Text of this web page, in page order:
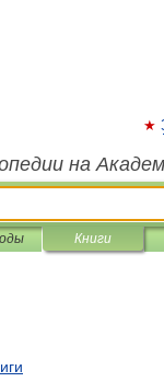
на
Книги